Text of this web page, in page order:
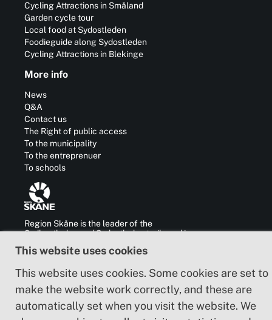
This website uses cookies
This website uses cookies. Some cookies are set to
make the website work correctly, and these are
automatically set when you visit the website. We
Cycling Attractions in Småland
Garden cycle tour
Local food at Sydostleden
Foodieguide along Sydostleden
Cycling Attractions in Blekinge
More info
News
Q&A
Contact us
The Right of public access
To the municipality
To the entreprenuer
To schools
Region Skåne is the leader of the
Sydkustleden and Sydostleden trails and is
business, communication, culture and
Sweden.